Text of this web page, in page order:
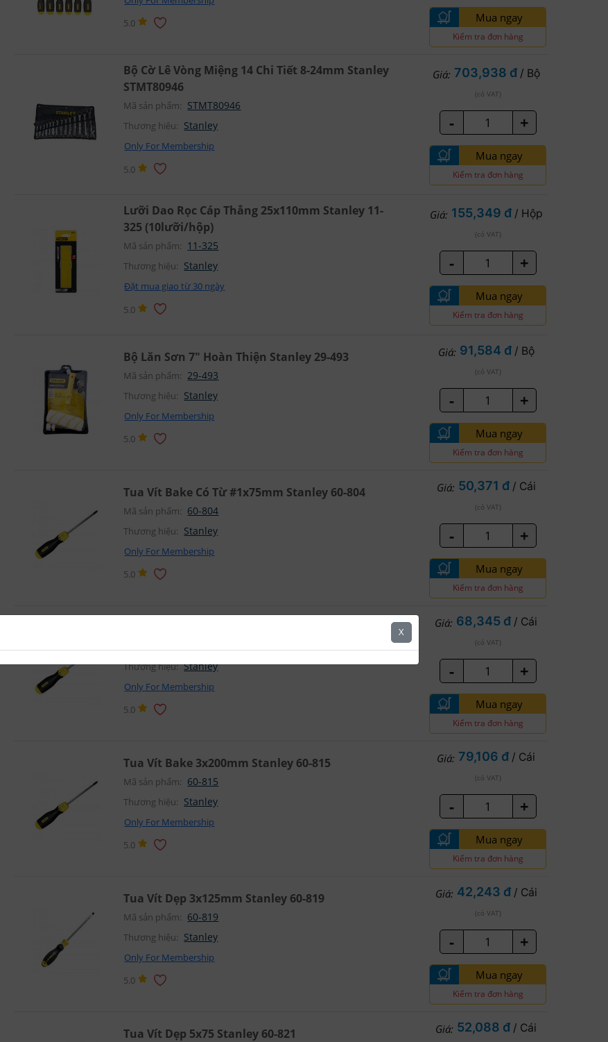
5.0 Mua ngay
Kiểm tra đơn hàng
Bộ Cờ Lê Vòng Miệng 14 Chi Tiết 8-24mm Stanley
STMT80946
Mã sản phẩm: STMT80946
Thương hiệu: Stanley
Only For Membership
5.0
Giá: 703,938 đ / Bộ
(có VAT)
- +
Mua ngay
Kiểm tra đơn hàng
Lưỡi Dao Rọc Cáp Thẳng 25x110mm Stanley 11-
325 (10lưỡi/hộp)
Mã sản phẩm: 11-325
Thương hiệu: Stanley
Đặt mua giao từ 30 ngày
5.0
Giá: 155,349 đ / Hộp
(có VAT)
- +
Mua ngay
Kiểm tra đơn hàng
Bộ Lăn Sơn 7" Hoàn Thiện Stanley 29-493
Mã sản phẩm: 29-493
Thương hiệu: Stanley
Only For Membership
5.0
Giá: 91,584 đ / Bộ
(có VAT)
- +
Mua ngay
Kiểm tra đơn hàng
Tua Vít Bake Có Từ #1x75mm Stanley 60-804
Mã sản phẩm: 60-804
Thương hiệu: Stanley
Only For Membership
5.0
Giá: 50,371 đ / Cái
(có VAT)
- +
Mua ngay
Kiểm tra đơn hàng
Thương hiệu: Stanley
Only For Membership
5.0
Giá: 68,345 đ / Cái
(có VAT)
- +
Mua ngay
Kiểm tra đơn hàng
Tua Vít Bake 3x200mm Stanley 60-815
Mã sản phẩm: 60-815
Thương hiệu: Stanley
Only For Membership
5.0
Giá: 79,106 đ / Cái
(có VAT)
- +
Mua ngay
Kiểm tra đơn hàng
Tua Vít Dẹp 3x125mm Stanley 60-819
Mã sản phẩm: 60-819
Thương hiệu: Stanley
Only For Membership
5.0
Giá: 42,243 đ / Cái
(có VAT)
- +
Mua ngay
Kiểm tra đơn hàng
Tua Vít Dẹp 5x75 Stanley 60-821 Giá: 52,088 đ / Cái
X